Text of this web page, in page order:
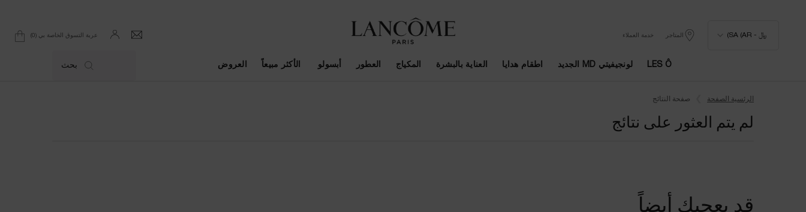
﷼ - SA (AR) المتاجر خدمة العملاء عربة التسوق الخاصة بي 0
0 product in cart
LES Ô لونجيفيتي MD الجديد اطقام هدايا العناية بالبشرة المكياج العطور أبسولو ​ الأكثر مبيعاً العروض بحث
الرئسية الصفحة
صفحة النتائج
لم يتم العثور على نتائج
قد يعجبك أيضاً